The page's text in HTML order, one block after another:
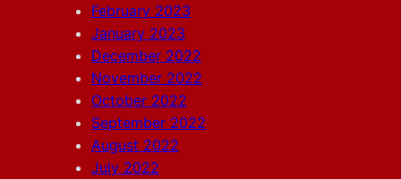
February 2023
January 2023
December 2022
November 2022
October 2022
September 2022
August 2022
July 2022